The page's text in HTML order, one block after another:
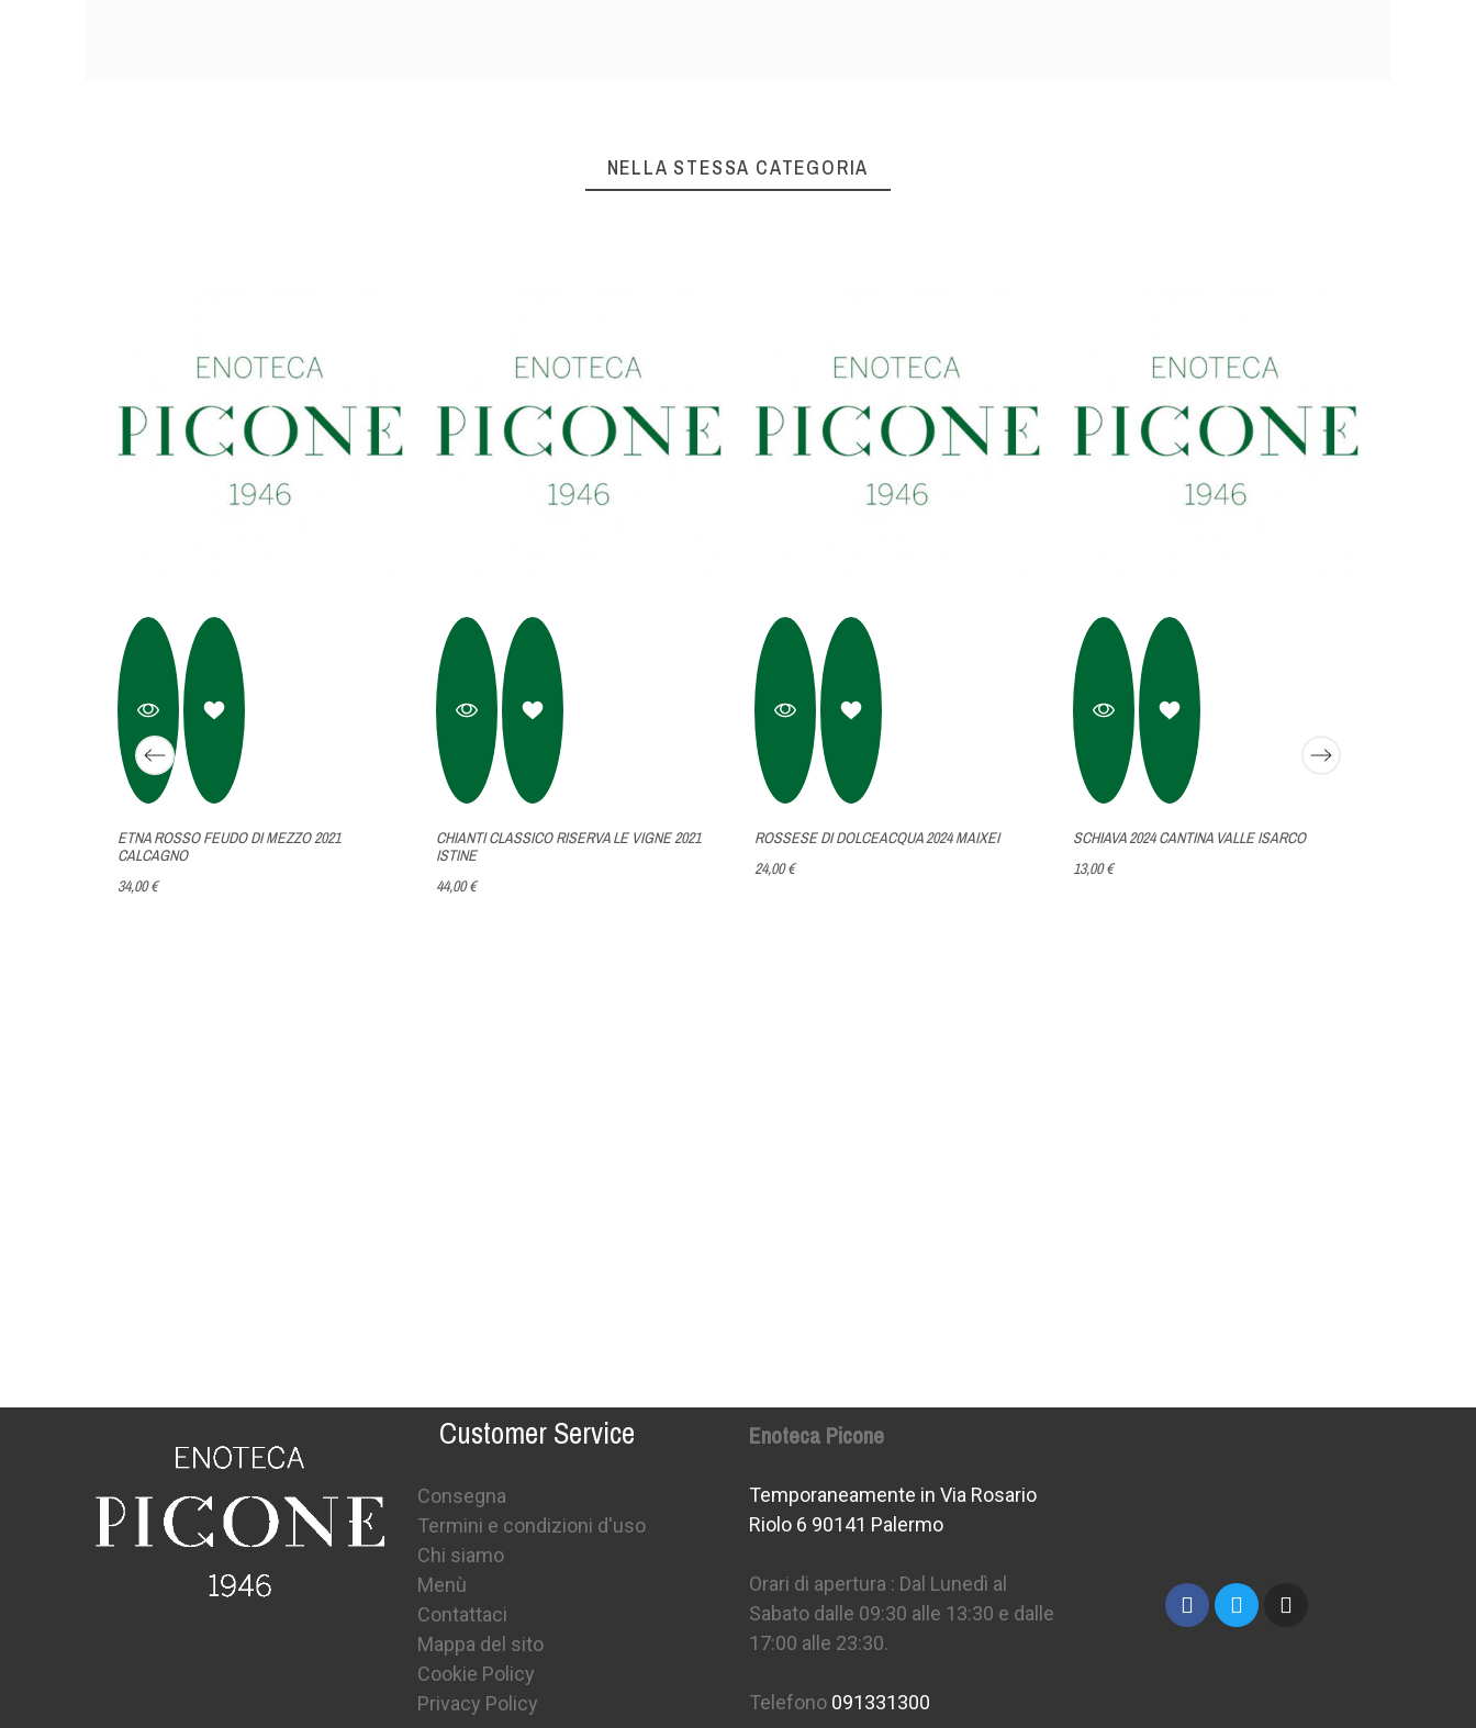
NELLA STESSA CATEGORIA
ETNA ROSSO FEUDO DI MEZZO 2021
CALCAGNO
34,00 €
CHIANTI CLASSICO RISERVA LE VIGNE 2021
ISTINE
44,00 €
ROSSESE DI DOLCEACQUA 2024 MAIXEI
24,00 €
SCHIAVA 2024 CANTINA VALLE ISARCO
13,00 €
Customer Service
Consegna
Termini e condizioni d'uso
Chi siamo
Menù
Contattaci
Mappa del sito
Cookie Policy
Privacy Policy
Enoteca Picone
Temporaneamente in Via Rosario
Riolo 6 90141 Palermo
Orari di apertura : Dal Lunedì al
Sabato dalle 09:30 alle 13:30 e dalle
17:00 alle 23:30.
Telefono 091331300